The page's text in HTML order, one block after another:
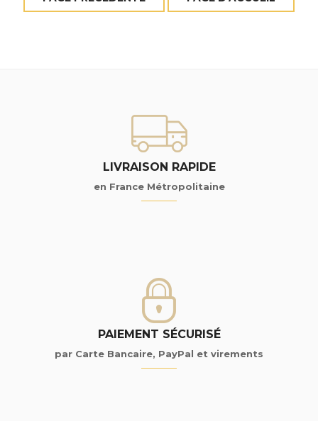
LIVRAISON RAPIDE
en France Métropolitaine
PAIEMENT SÉCURISÉ
par Carte Bancaire, PayPal et virements